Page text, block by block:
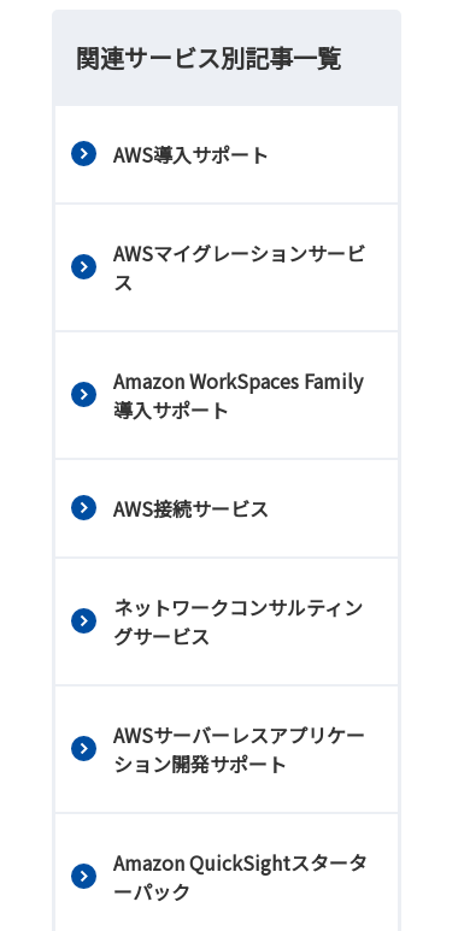
関連サービス別記事一覧
AWS導入サポート
AWSマイグレーションサービ
ス
Amazon WorkSpaces Family
導入サポート
AWS接続サービス
ネットワークコンサルティン
グサービス
AWSサーバーレスアプリケー
ション開発サポート
Amazon QuickSightスタータ
ーパック